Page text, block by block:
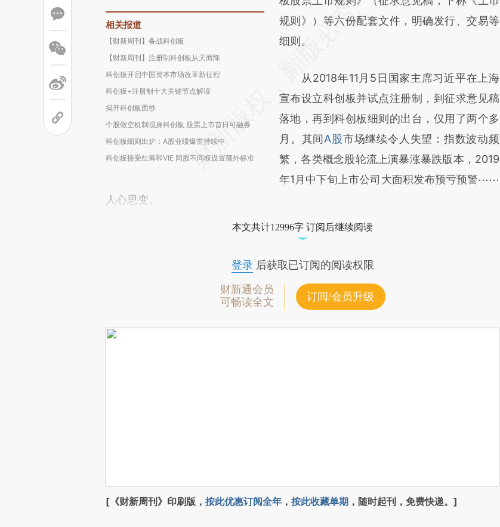
相关报道
【财新周刊】备战科创板
【财新周刊】注册制科创板从天而降
科创板开启中国资本市场改革新征程
科创板+注册制十大关键节点解读
揭开科创板面纱
个股做空机制现身科创板 股票上市首日可融券
科创板细则出炉；A股业绩爆雷持续中
科创板接受红筹和VIE 同股不同权设置额外标准
规则》）等六份配套文件，明确发行、交易等
细则。
从2018年11月5日国家主席习近平在上海
宣布设立科创板并试点注册制，到征求意见稿
落地，再到科创板细则的出台，仅用了两个多
月。其间A股市场继续令人失望：指数波动频
繁，各类概念股轮流上演暴涨暴跌版本，2019
年1月中下旬上市公司大面积发布预亏预警⋯⋯
人心思变。
本文共计12996字 订阅后继续阅读
登录后获取已订阅的阅读权限
财新通会员
可畅读全文
订阅/会员升级
[《财新周刊》印刷版， 按此优惠订阅全年 ， 按此收藏单期 ，随时起刊，免费快递。]